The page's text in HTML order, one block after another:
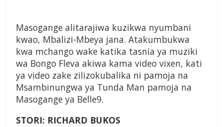
Masogange alitarajiwa kuzikwa nyumbani
kwao, Mbalizi-Mbeya jana. Atakumbukwa
kwa mchango wake katika tasnia ya muziki
wa Bongo Fleva akiwa kama video vixen, kati
ya video zake zilizokubalika ni pamoja na
Msambinungwa ya Tunda Man pamoja na
Masogange ya Belle9.
STORI: RICHARD BUKOS